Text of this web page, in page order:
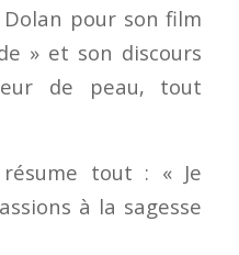
pour son film
» et son discours
de peau, tout
tout : « Je
à la sagesse